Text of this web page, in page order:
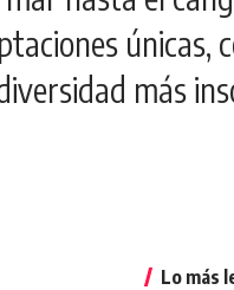
únicas,
más
Lo más